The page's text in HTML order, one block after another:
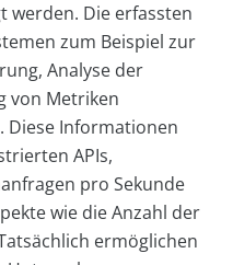
werden. Die erfassten
zum Beispiel zur
Analyse der
von Metriken
Diese Informationen
APIs,
pro Sekunde
wie die Anzahl der
ermöglichen